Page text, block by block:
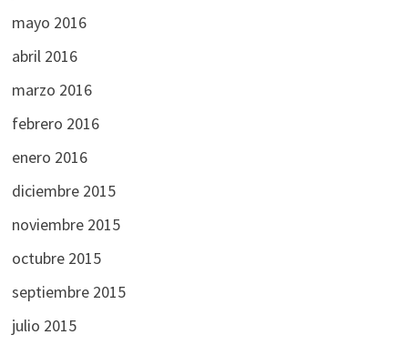
mayo 2016
abril 2016
marzo 2016
febrero 2016
enero 2016
diciembre 2015
noviembre 2015
octubre 2015
septiembre 2015
julio 2015